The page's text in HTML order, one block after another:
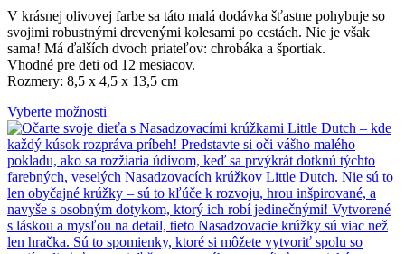
V krásnej olivovej farbe sa táto malá dodávka šťastne pohybuje so
svojimi robustnými drevenými kolesami po cestách. Nie je však
sama! Má ďalších dvoch priateľov: chrobáka a športiak.
Vhodné pre deti od 12 mesiacov.
Rozmery: 8,5 x 4,5 x 13,5 cm
Vyberte možnosti